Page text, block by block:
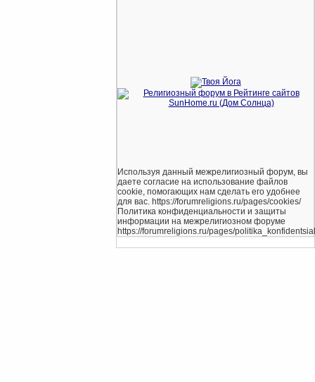
Используя данный межрелигиозный форум, вы
даете согласие на использование файлов
cookie, помогающих нам сделать его удобнее
для вас. https://forumreligions.ru/pages/cookies/
Политика конфиденциальности и защиты
информации на межрелигиозном форуме
https://forumreligions.ru/pages/